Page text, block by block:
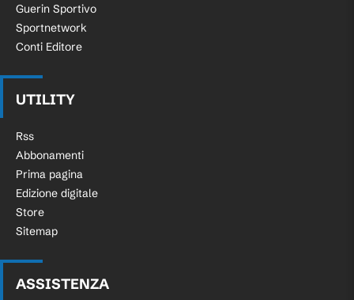
Guerin Sportivo
Sportnetwork
Conti Editore
UTILITY
Rss
Abbonamenti
Prima pagina
Edizione digitale
Store
Sitemap
ASSISTENZA